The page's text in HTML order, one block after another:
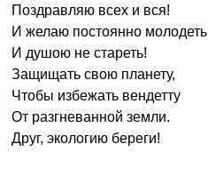
Поздравляю всех и вся!
И желаю постоянно молодеть
И душою не стареть!
Защищать свою планету,
Чтобы избежать вендетту
От разгневанной земли.
Друг, экологию береги!